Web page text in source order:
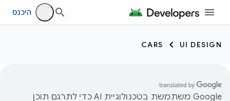
היכנס
UI DESIGN
CARS
‫Google משתמשת בטכנולוגיית AI כדי לתרגם תוכן